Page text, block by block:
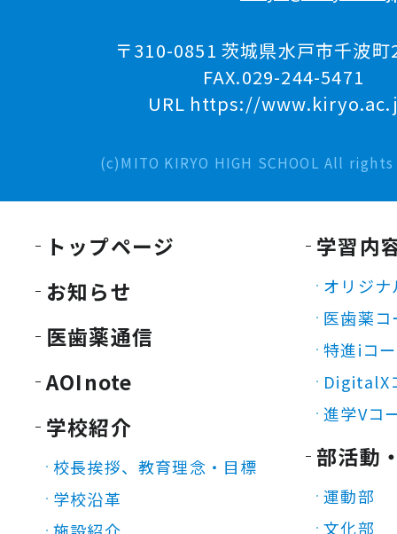
〒310-0851 茨城県水戸市千波
FAX.029-244-5471
URL https://
(c)MITO KIRYO HIGH SCHOOL All
トップページ
お知らせ
医歯薬通信
AOInote
学校紹介
校長挨拶、教育理念・目標
学校沿革
学習内
オリジ
医歯薬コ
特進iコ
DigitalX
進学Vコ
部活動
運動部
文化部